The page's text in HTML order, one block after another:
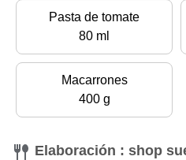
Pasta de tomate
80 ml
Macarrones
400 g
Elaboración : shop